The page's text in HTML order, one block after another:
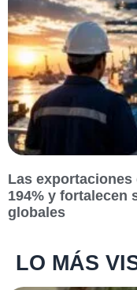
Las exportaciones
194% y fortalecen
globales
LO MÁS